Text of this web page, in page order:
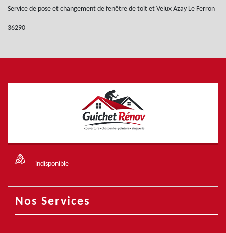
Service de pose et changement de fenêtre de toit et Velux Azay Le Ferron
36290
indisponible
Nos Services